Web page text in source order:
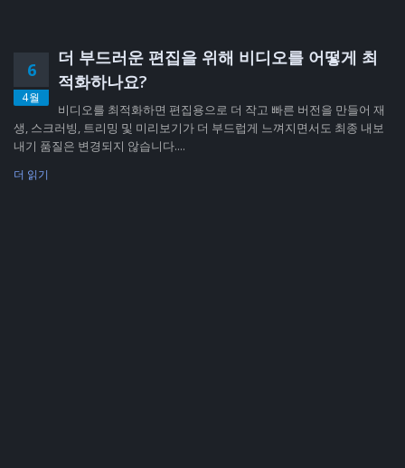
6
4월
더 부드러운 편집을 위해 비디오를 어떻게 최
적화하나요?
비디오를 최적화하면 편집용으로 더 작고 빠른 버전을 만들어 재
생, 스크러빙, 트리밍 및 미리보기가 더 부드럽게 느껴지면서도 최종 내보
내기 품질은 변경되지 않습니다....
더 읽기